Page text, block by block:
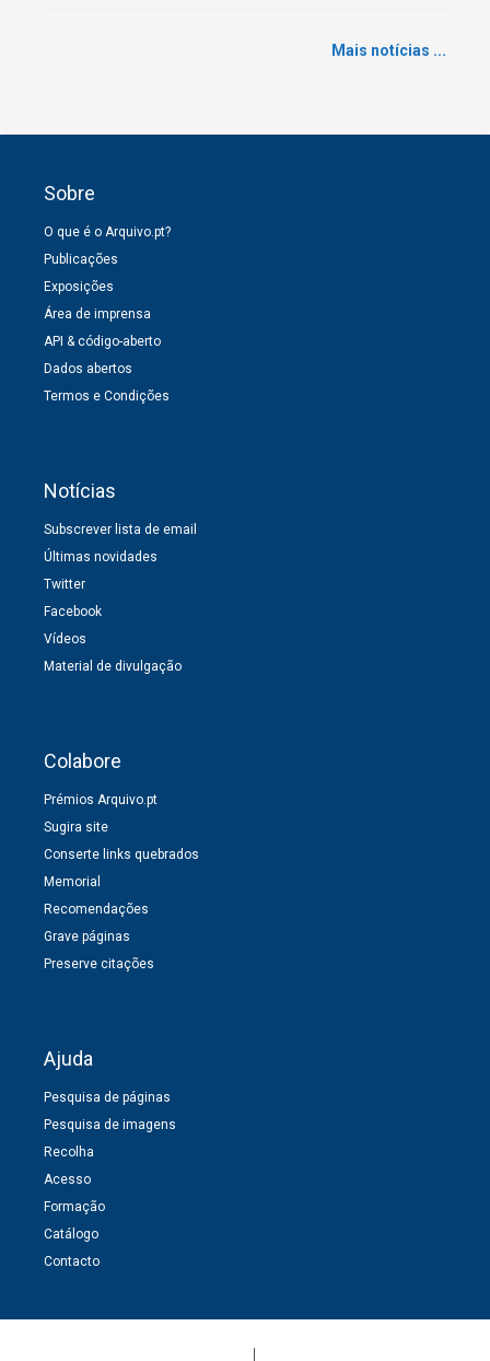
Mais notícias ...
Sobre
O que é o Arquivo.pt?
Publicações
Exposições
Área de imprensa
API & código-aberto
Dados abertos
Termos e Condições
Notícias
Subscrever lista de email
Últimas novidades
Twitter
Facebook
Vídeos
Material de divulgação
Colabore
Prémios Arquivo.pt
Sugira site
Conserte links quebrados
Memorial
Recomendações
Grave páginas
Preserve citações
Ajuda
Pesquisa de páginas
Pesquisa de imagens
Recolha
Acesso
Formação
Catálogo
Contacto